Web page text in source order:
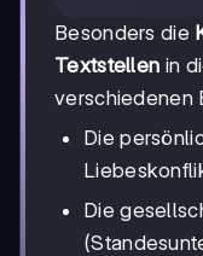
Besonders die
Textstellen in
verschiedenen
Die
Die